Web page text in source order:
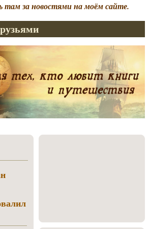
там за новостями на моём сайте.